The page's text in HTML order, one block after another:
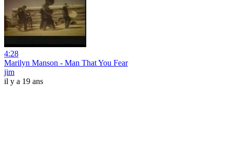
4:28
Marilyn Manson - Man That You Fear
jim
il y a 19 ans